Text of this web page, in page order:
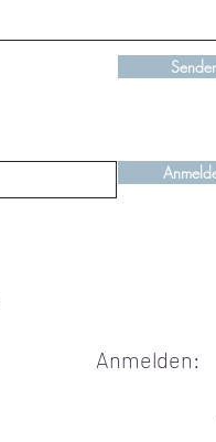
Anmelden: